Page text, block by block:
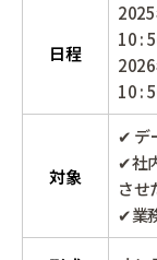
日程
10 :
10 :
対象
✔ デ
✔社
させ
✔業